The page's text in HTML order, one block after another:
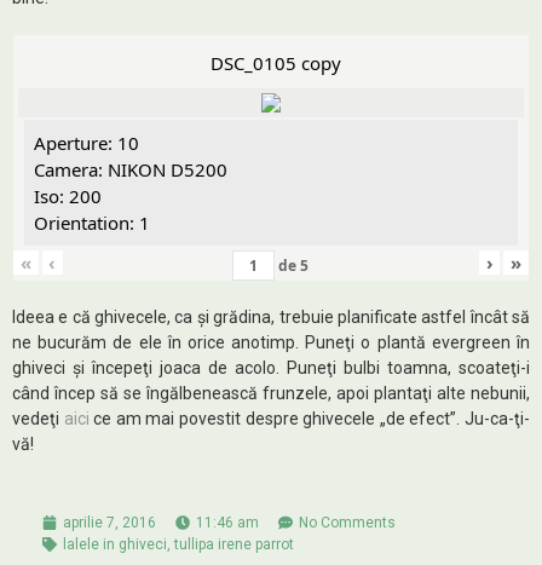
DSC_0105 copy
Aperture: 10
Camera: NIKON D5200
Iso: 200
Orientation: 1
«
‹ de5 › »
Ideea e că ghivecele, ca şi grădina, trebuie planificate astfel încât să
ne bucurăm de ele în orice anotimp. Puneţi o plantă evergreen în
ghiveci şi începeţi joaca de acolo. Puneţi bulbi toamna, scoateţi-i
când încep să se îngălbenească frunzele, apoi plantaţi alte nebunii,
vedeţi aici ce am mai povestit despre ghivecele „de efect”. Ju-ca-ţi-
vă!
aprilie 7, 2016 11:46 am
No Comments
lalele in ghiveci ,tullipa irene parrot